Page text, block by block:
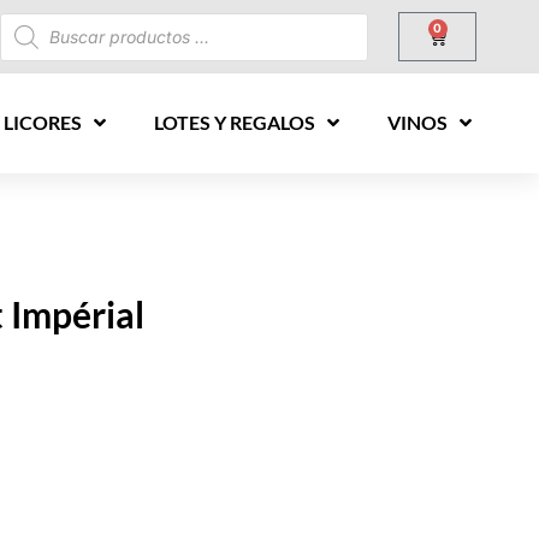
0
LOTES Y REGALOS VINOS
Impérial